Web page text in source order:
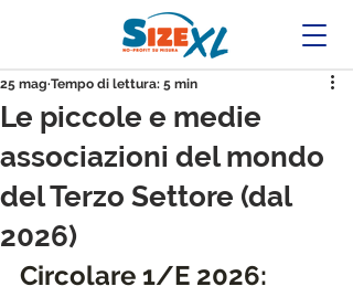
Le piccole e medie
associazioni del mondo
del Terzo Settore (dal
2026)
25 mag Tempo di lettura: 5 min
Circolare 1/E 2026: